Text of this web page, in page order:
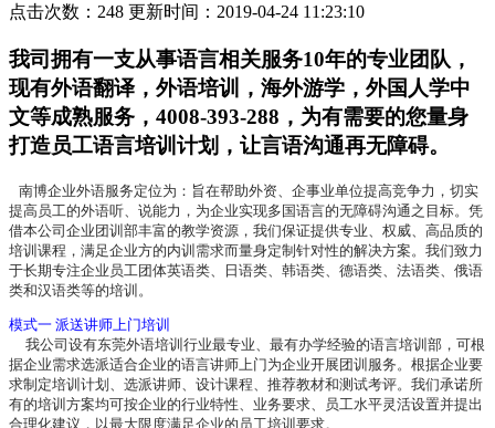
点击次数： 248 更新时间：2019-04-24 11:23:10
我司拥有一支从事语言相关服务10年的专业团队，
现有外语翻译，外语培训，海外游学，外国人学中
文等成熟服务，4008-393-288，为有需要的您量身
打造员工语言培训计划，让言语沟通再无障碍。
南博企业外语服务定位为：旨在帮助外资、企事业单位提高竞争力，切实
提高员工的外语听、说能力，为企业实现多国语言的无障碍沟通之目标。凭
借本公司企业团训部丰富的教学资源，我们保证提供专业、权威、高品质的
培训课程，满足企业方的内训需求而量身定制针对性的解决方案。我们致力
于长期专注企业员工团体英语类、日语类、韩语类、德语类、法语类、俄语
类和汉语类等的培训。
模式一 派送讲师上门培训
我公司设有东莞外语培训行业最专业、最有办学经验的语言培训部，可根
据企业需求选派适合企业的语言讲师上门为企业开展团训服务。根据企业要
求制定培训计划、选派讲师、设计课程、推荐教材和测试考评。我们承诺所
有的培训方案均可按企业的行业特性、业务要求、员工水平灵活设置并提出
合理化建议，以最大限度满足企业的员工培训要求。